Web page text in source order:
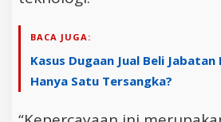
BACA JUGA:
Kasus Dugaan Jual Beli
Hanya Satu Tersangka?